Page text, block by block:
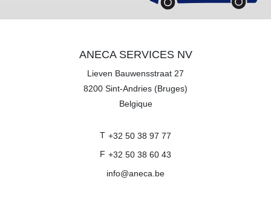
ANECA SERVICES NV
Lieven Bauwensstraat 27
8200 Sint-Andries (Bruges)
Belgique
T +32 50 38 97 77
F +32 50 38 60 43
info@aneca.be